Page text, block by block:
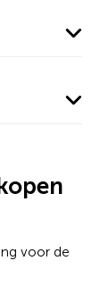
voor de